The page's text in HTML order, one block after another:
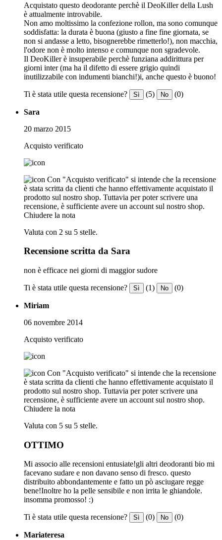
Acquistato questo deodorante perchè il DeoKiller della Lush
è attualmente introvabile.
Non amo moltissimo la confezione rollon, ma sono comunque
soddisfatta: la durata è buona (giusto a fine fine giornata, se
non si andasse a letto, bisognerebbe rimetterlo!), non macchia,
l'odore non è molto intenso e comunque non sgradevole.
Il DeoKiller è insuperabile perchè funziana addirittura per
giorni inter (ma ha il difetto di essere grigio quindi
inutilizzabile con indumenti bianchi!)i, anche questo è buono!
Ti è stata utile questa recensione? Sì (5) No (0)
Sara
20 marzo 2015
Acquisto verificato
Con "Acquisto verificato" si intende che la recensione
è stata scritta da clienti che hanno effettivamente acquistato il
prodotto sul nostro shop. Tuttavia per poter scrivere una
recensione, è sufficiente avere un account sul nostro shop.
Chiudere la nota
Valuta con 2 su 5 stelle.
Recensione scritta da Sara
non è efficace nei giorni di maggior sudore
Ti è stata utile questa recensione? Sì (1) No (0)
Miriam
06 novembre 2014
Acquisto verificato
Con "Acquisto verificato" si intende che la recensione
è stata scritta da clienti che hanno effettivamente acquistato il
prodotto sul nostro shop. Tuttavia per poter scrivere una
recensione, è sufficiente avere un account sul nostro shop.
Chiudere la nota
Valuta con 5 su 5 stelle.
OTTIMO
Mi associo alle recensioni entusiate!gli altri deodoranti bio mi
facevano sudare e non davano senso di fresco. questo
distribuito abbondantemente e fatto un pò asciugare regge
bene!Inoltre ho la pelle sensibile e non irrita le ghiandole.
insomma promosso! :)
Ti è stata utile questa recensione? Sì (0) No (0)
Mariateresa